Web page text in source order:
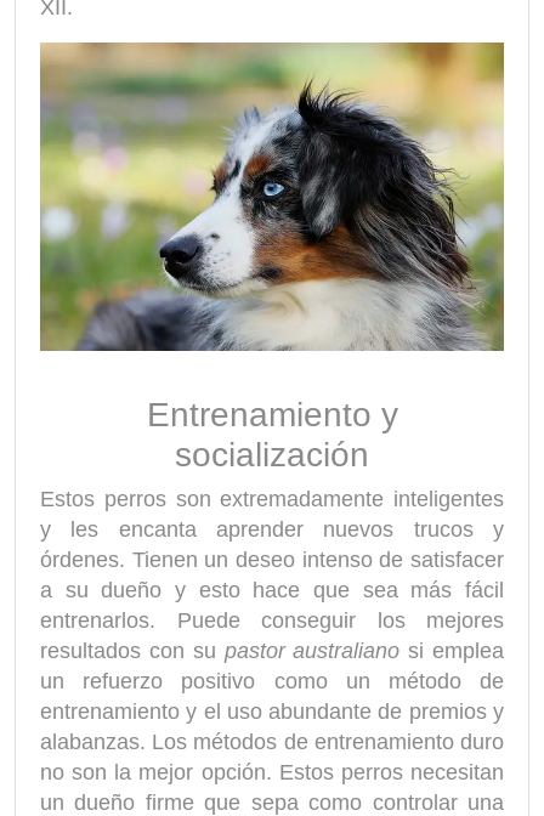
XII.
Entrenamiento y
socialización
Estos perros son extremadamente inteligentes
y les encanta aprender nuevos trucos y
órdenes. Tienen un deseo intenso de satisfacer
a su dueño y esto hace que sea más fácil
entrenarlos. Puede conseguir los mejores
resultados con su pastor australiano si emplea
un refuerzo positivo como un método de
entrenamiento y el uso abundante de premios y
alabanzas. Los métodos de entrenamiento duro
no son la mejor opción. Estos perros necesitan
un dueño firme que sepa como controlar una